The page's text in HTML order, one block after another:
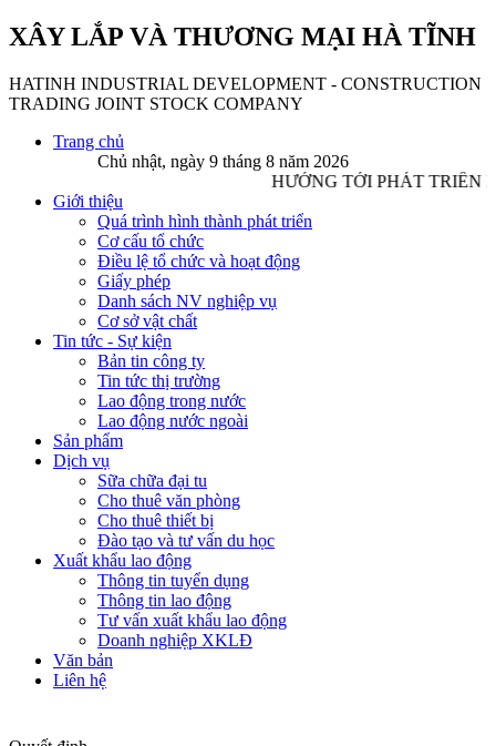
XÂY LẮP VÀ THƯƠNG MẠI HÀ TĨNH
HATINH INDUSTRIAL DEVELOPMENT - CONSTRUCTION
TRADING JOINT STOCK COMPANY
Trang chủ
Chủ nhật, ngày 9 tháng 8 năm 2026
HƯỚNG TỚI PHÁT TRIỂN
Giới thiệu
Quá trình hình thành phát triển
Cơ cấu tổ chức
Điều lệ tổ chức và hoạt động
Giấy phép
Danh sách NV nghiệp vụ
Cơ sở vật chất
Tin tức - Sự kiện
Bản tin công ty
Tin tức thị trường
Lao động trong nước
Lao động nước ngoài
Sản phẩm
Dịch vụ
Sữa chữa đại tu
Cho thuê văn phòng
Cho thuê thiết bị
Đào tạo và tư vấn du học
Xuất khẩu lao động
Thông tin tuyển dụng
Thông tin lao động
Tư vấn xuất khẩu lao động
Doanh nghiệp XKLĐ
Văn bản
Liên hệ